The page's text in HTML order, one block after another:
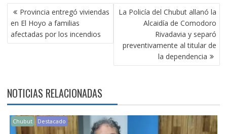
NAVEGACIÓN
DE
ENTRADAS
Provincia entregó viviendas
en El Hoyo a familias
afectadas por los incendios
La Policía del Chubut allanó la
Alcaidía de Comodoro
Rivadavia y separó
preventivamente al titular de
la dependencia
NOTICIAS RELACIONADAS
Chubut Destacado